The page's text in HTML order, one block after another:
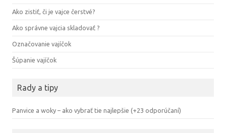
Ako zistiť, či je vajce čerstvé?
Ako správne vajcia skladovať ?
Označovanie vajíčok
Šúpanie vajíčok
Rady a tipy
Panvice a woky – ako vybrať tie najlepšie (+23 odporúčaní)